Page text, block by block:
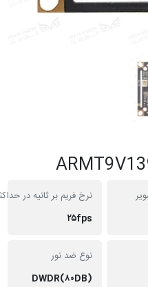
نرخ فریم بر ثانیه در حداکثر رزولیشن
نوع ضد نور
DWDR(۸۰DB)